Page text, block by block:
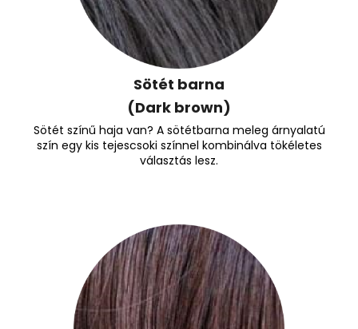
Sötét barna
(Dark brown)
Sötét színű haja van? A sötétbarna meleg árnyalatú
szín egy kis tejescsoki színnel kombinálva tökéletes
választás lesz.